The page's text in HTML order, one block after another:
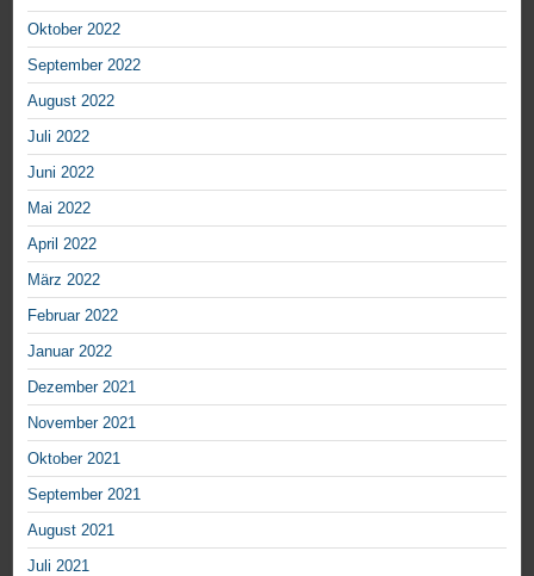
Oktober 2022
September 2022
August 2022
Juli 2022
Juni 2022
Mai 2022
April 2022
März 2022
Februar 2022
Januar 2022
Dezember 2021
November 2021
Oktober 2021
September 2021
August 2021
Juli 2021